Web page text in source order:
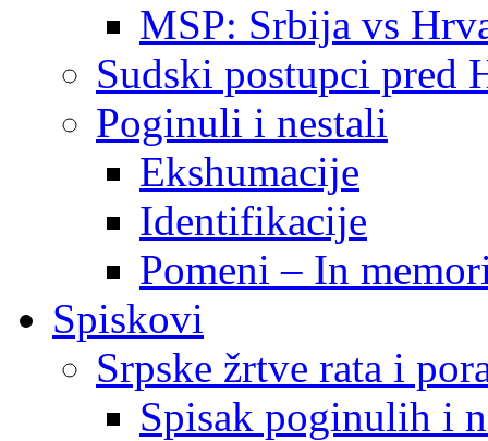
MSP: Srbija vs
Sudski postupci pred
Poginuli i nestali
Ekshumacije
Identifikacije
Pomeni – In
Spiskovi
Srpske žrtve rata i
Spisak poginulih i